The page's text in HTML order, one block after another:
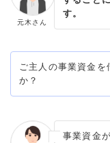
元木さん
す。
ご主人の事業資金を
か？
事業資金